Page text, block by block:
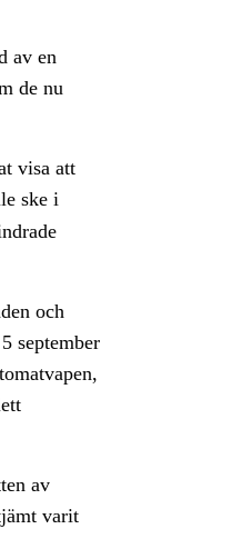
av en
de nu
visa att
ske i
och
september
av
varit